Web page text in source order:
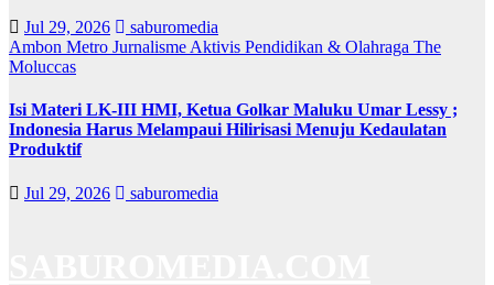
Jul 29, 2026
saburomedia
Ambon Metro Jurnalisme Aktivis Pendidikan & Olahraga The
Moluccas
Isi Materi LK-III HMI, Ketua Golkar Maluku Umar Lessy ;
Indonesia Harus Melampaui Hilirisasi Menuju Kedaulatan
Produktif
Jul 29, 2026 saburomedia